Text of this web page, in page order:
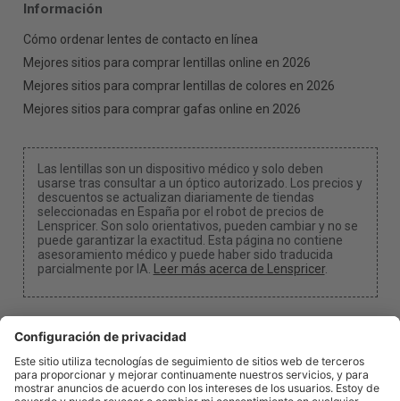
Información
Cómo ordenar lentes de contacto en línea
Mejores sitios para comprar lentillas online en 2026
Mejores sitios para comprar lentillas de colores en 2026
Mejores sitios para comprar gafas online en 2026
Las lentillas son un dispositivo médico y solo deben
usarse tras consultar a un óptico autorizado. Los precios y
descuentos se actualizan diariamente de tiendas
seleccionadas en España por el robot de precios de
Lenspricer. Son solo orientativos, pueden cambiar y no se
puede garantizar la exactitud. Esta página no contiene
asesoramiento médico y puede haber sido traducida
parcialmente por IA. Leer más acerca de Lenspricer.
Configuración de cookies